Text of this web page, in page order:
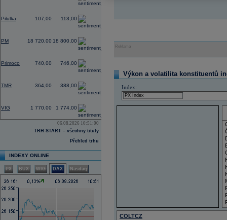
Pilulka 107,00 113,00
PM 18 720,00 18 800,00
Primoco 740,00 746,00
2,19
TMR 364,00 388,00
0,00
VIG 1 770,00 1 774,00
06.08.2026 10:51:00
TRH START – všechny tituly
Přehled trhu
INDEXY ONLINE
PX BUX WIG DAX Nasdaq
Reklama
Výkon a volatilita konstituentů
Index:
COLTCZ